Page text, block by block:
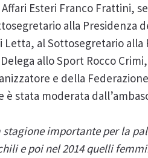
Esteri Franco Frattini,
alla Presidenza
Letta, al Sottosegretario alla
allo Sport Rocco
e della
è stata moderata
stagione importante per la
e poi nel 2014 quelli